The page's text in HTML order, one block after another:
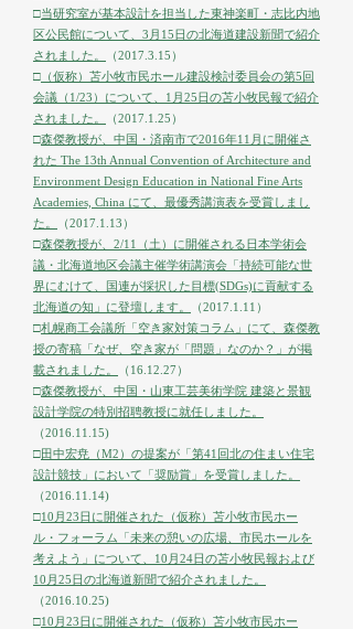
□当研究室が基本設計を担当した東神楽町・志比内地
区公民館について、3月15日の北海道建設新聞で紹介
されました。
（2017.3.15）
□ （仮称）苫小牧市民ホール建設検討委員会の第5回
会議（1/23）について、1月25日の苫小牧民報で紹介
されました。
（2017.1.25）
□森傑教授が、中国・済南市で2016年11月に開催さ
れた The 13th Annual Convention of Architecture and
Environment Design Education in National Fine Arts
Academies, China にて、最優秀講演表を受賞しまし
た。
（2017.1.13）
□森傑教授が、2/11（土）に開催される日本学術会
議・北海道地区会議主催学術講演会「持続可能な世
界にむけて、国連が採択した目標(SDGs)に貢献する
北海道の知」に登壇します。
（2017.1.11）
□札幌商工会議所「空き家対策コラム」にて、森傑教
授の寄稿「なぜ、空き家が「問題」なのか？」が掲
載されました。
（16.12.27）
□森傑教授が、中国・山東工芸美術学院 建築と景観
設計学院の特別招聘教授に就任しました。
（2016.11.15)
□田中宏尭（M2）の提案が「第41回北の住まい住宅
設計競技」において「奨励賞」を受賞しました。
（2016.11.14)
□10月23日に開催された（仮称）苫小牧市民ホー
ル・フォーラム「未来の憩いの広場、市民ホールを
考えよう」について、10月24日の苫小牧民報および
10月25日の北海道新聞で紹介されました。
（2016.10.25)
□10月23日に開催された（仮称）苫小牧市民ホー